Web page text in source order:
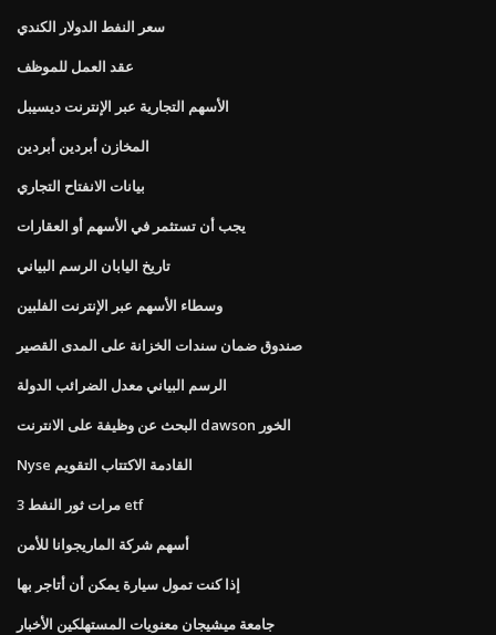
سعر النفط الدولار الكندي
عقد العمل للموظف
الأسهم التجارية عبر الإنترنت ديسيبل
المخازن أبردين أبردين
بيانات الانفتاح التجاري
يجب أن تستثمر في الأسهم أو العقارات
تاريخ اليابان الرسم البياني
وسطاء الأسهم عبر الإنترنت الفلبين
صندوق ضمان سندات الخزانة على المدى القصير
الرسم البياني معدل الضرائب الدولة
البحث عن وظيفة على الانترنت dawson الخور
Nyse القادمة الاكتتاب التقويم
3 مرات ثور النفط etf
أسهم شركة الماريجوانا للأمن
إذا كنت تمول سيارة يمكن أن أتاجر بها
جامعة ميشيجان معنويات المستهلكين الأخبار